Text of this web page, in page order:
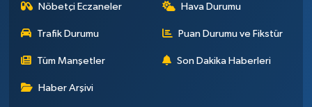
Nöbetçi Eczaneler Hava Durumu
Trafik Durumu Puan Durumu ve Fikstür
Tüm Manşetler Son Dakika Haberleri
Haber Arşivi